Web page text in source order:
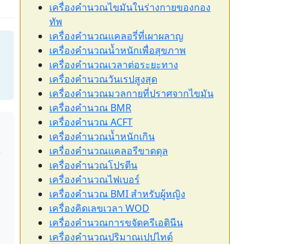
เครื่องคำนวณไขมันในร่างกายของกอง
ทัพ
เครื่องคำนวณแคลอรี่ที่เผาผลาญ
เครื่องคำนวณน้ำหนักเพื่อสุขภาพ
เครื่องคำนวณเวลาต่อระยะทาง
เครื่องคำนวณวันเรปสูงสุด
เครื่องคำนวณมวลกายที่ปราศจากไขมัน
เครื่องคำนวณ BMR
เครื่องคำนวณ ACFT
เครื่องคำนวณน้ำหนักเกิน
เครื่องคำนวณแคลอรีขาดดุล
เครื่องคำนวณโปรตีน
เครื่องคำนวณไฟเบอร์
เครื่องคำนวณ BMI สำหรับผู้หญิง
เครื่องคิดเลขเวลา WOD
เครื่องคำนวณการขจัดครีเอตินีน
เครื่องคำนวณปริมาณเปปไทด์